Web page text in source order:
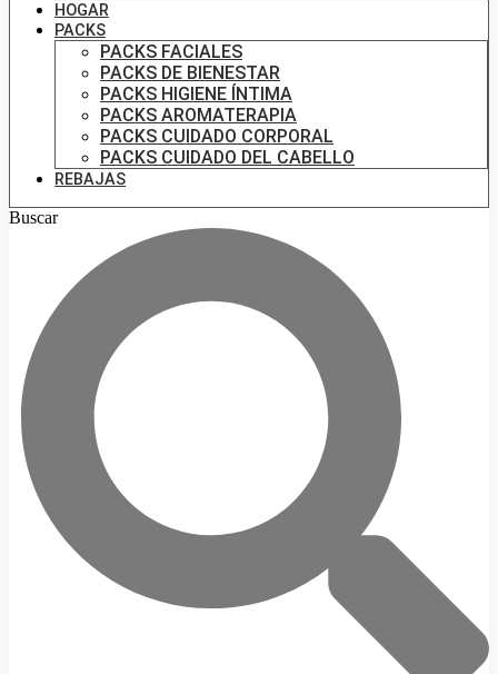
HOGAR
PACKS
PACKS FACIALES
PACKS DE BIENESTAR
PACKS HIGIENE ÍNTIMA
PACKS AROMATERAPIA
PACKS CUIDADO CORPORAL
PACKS CUIDADO DEL CABELLO
REBAJAS
Buscar